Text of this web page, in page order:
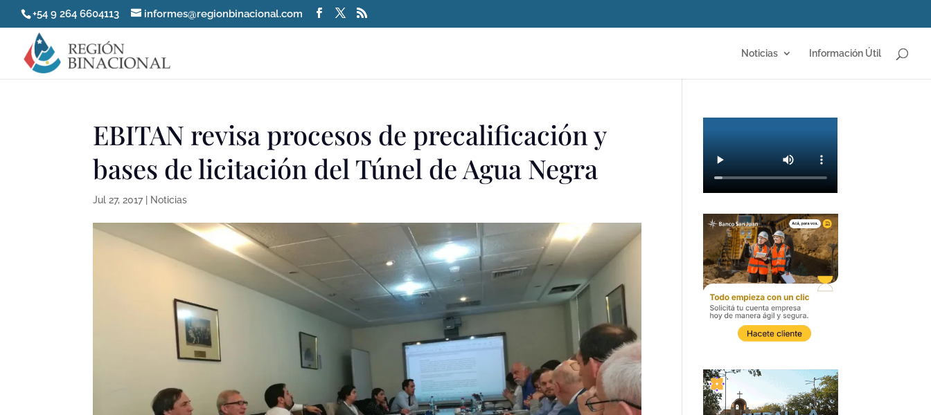
+54 9 264 6604113 informes@regionbinacional.com
Noticias Información Útil
EBITAN revisa procesos de precalificación y
bases de licitación del Túnel de Agua Negra
Jul 27, 2017| Noticias